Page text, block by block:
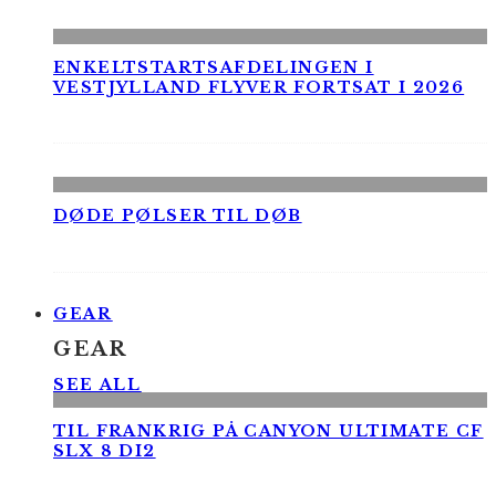
ENKELTSTARTSAFDELINGEN I
VESTJYLLAND FLYVER FORTSAT I 2026
DØDE PØLSER TIL DØB
GEAR
GEAR
SEE ALL
TIL FRANKRIG PÅ CANYON ULTIMATE CF
SLX 8 DI2